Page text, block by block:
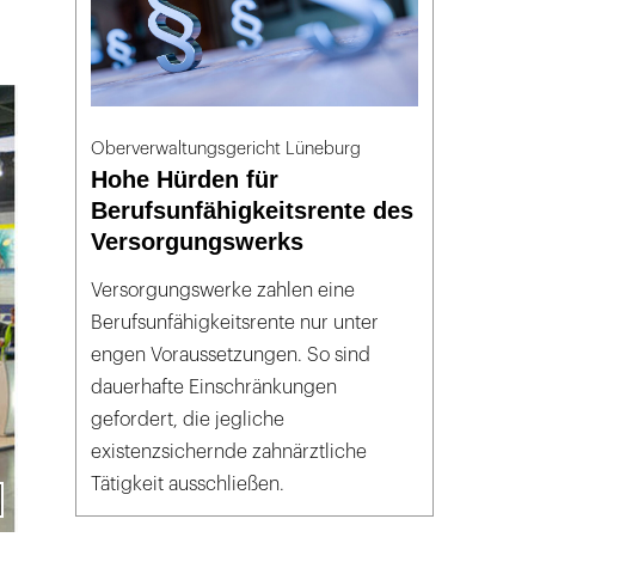
Oberverwaltungsgericht Lüneburg
Hohe Hürden für
Berufsunfähigkeitsrente des
Versorgungswerks
Versorgungswerke zahlen eine
Berufsunfähigkeitsrente nur unter
engen Voraussetzungen. So sind
dauerhafte Einschränkungen
gefordert, die jegliche
existenzsichernde zahnärztliche
Tätigkeit ausschließen.